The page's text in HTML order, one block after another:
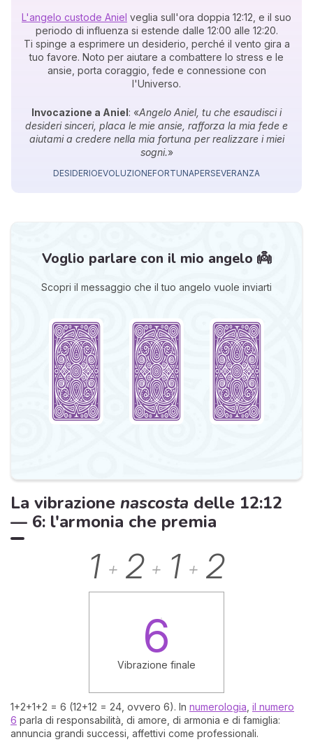
L'angelo custode Aniel veglia sull'ora doppia 12:12, e il suo
periodo di influenza si estende dalle 12:00 alle 12:20.
Ti spinge a esprimere un desiderio, perché il vento gira a
tuo favore. Noto per aiutare a combattere lo stress e le
ansie, porta coraggio, fede e connessione con
l'Universo.
Invocazione a Aniel: «Angelo Aniel, tu che esaudisci i
desideri sinceri, placa le mie ansie, rafforza la mia fede e
aiutami a credere nella mia fortuna per realizzare i miei
sogni.»
DESIDERIOEVOLUZIONEFORTUNAPERSEVERANZA
Voglio parlare con il mio angelo 👼
Scopri il messaggio che il tuo angelo vuole inviarti
La vibrazione nascosta delle 12:12
— 6: l'armonia che premia
1 + 2 + 1 + 2
6
Vibrazione finale
1+2+1+2 = 6 (12+12 = 24, ovvero 6). In numerologia il numero
6 parla di responsabilità, di amore, di armonia e di famiglia:
annuncia grandi successi, affettivi come professionali.